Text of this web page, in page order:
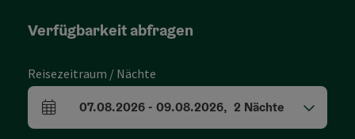
Verfügbarkeit abfragen
Reisezeitraum / Nächte
An- und Abreisefelder
07.08.2026- 09.08.2026, 2 Nächte